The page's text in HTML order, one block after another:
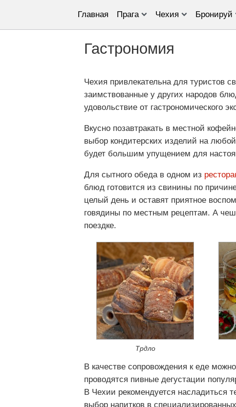
Главная Прага Чехия Бронируй
Гастрономия
Чехия привлекательна для туристов
заимствованные у других народов
удовольствие от гастрономического
Вкусно позавтракать в местной
выбор кондитерских изделий на
будет большим упущением для
Для сытного обеда в одном из
блюд готовится из свинины по
целый день и оставят приятное
говядины по местным рецептам. А
поездке.
Трдло
В качестве сопровождения к еде
проводятся пивные дегустации
В Чехии рекомендуется насладиться
выбор напитков в специализированных